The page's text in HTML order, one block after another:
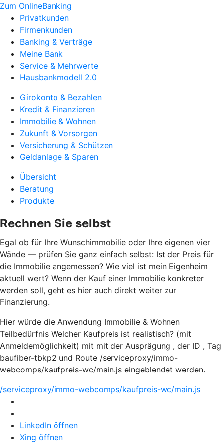
Zum OnlineBanking
Privatkunden
Firmenkunden
Banking & Verträge
Meine Bank
Service & Mehrwerte
Hausbankmodell 2.0
Girokonto & Bezahlen
Kredit & Finanzieren
Immobilie & Wohnen
Zukunft & Vorsorgen
Versicherung & Schützen
Geldanlage & Sparen
Übersicht
Beratung
Produkte
Rechnen Sie selbst
Egal ob für Ihre Wunschimmobilie oder Ihre eigenen vier
Wände — prüfen Sie ganz einfach selbst: Ist der Preis für
die Immobilie angemessen? Wie viel ist mein Eigenheim
aktuell wert? Wenn der Kauf einer Immobilie konkreter
werden soll, geht es hier auch direkt weiter zur
Finanzierung.
Hier würde die Anwendung Immobilie & Wohnen
Teilbedürfnis Welcher Kaufpreis ist realistisch? (mit
Anmeldemöglichkeit) mit mit der Ausprägung , der ID , Tag
baufiber-tbkp2 und Route /serviceproxy/immo-
webcomps/kaufpreis-wc/main.js eingeblendet werden.
/serviceproxy/immo-webcomps/kaufpreis-wc/main.js
LinkedIn öffnen
Xing öffnen